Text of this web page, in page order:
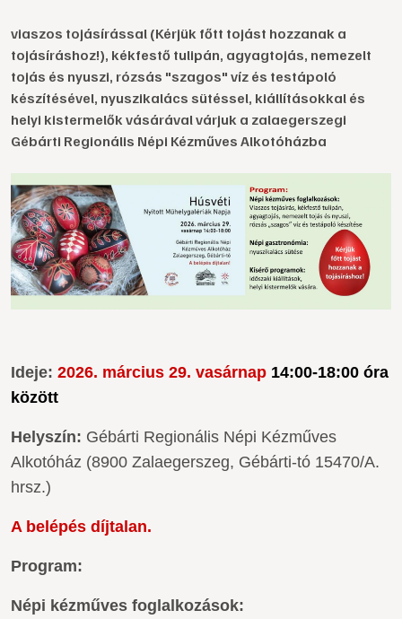
viaszos tojásírással (Kérjük főtt tojást hozzanak a
tojásíráshoz!), kékfestő tulipán, agyagtojás, nemezelt
tojás és nyuszi, rózsás "szagos" víz és testápoló
készítésével, nyuszikalács sütéssel, kiállításokkal és
helyi kistermelők vásárával várjuk a zalaegerszegi
Gébárti Regionális Népi Kézműves Alkotóházba
Ideje: 2026. március 29. vasárnap 14:00-18:00 óra
között
Helyszín: Gébárti Regionális Népi Kézműves
Alkotóház (8900 Zalaegerszeg, Gébárti-tó 15470/A.
hrsz.)
A belépés díjtalan.
Program:
Népi kézműves foglalkozások: